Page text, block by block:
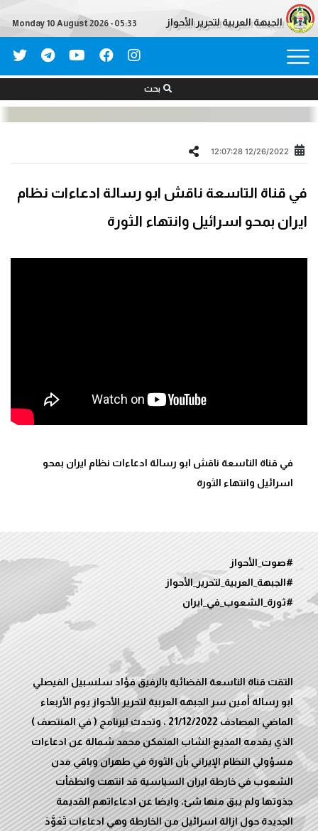
الجبهة العربية لتحرير الأحواز Monday 10 August 2026 - 05:33
بحث
12/26/2022 12:07:28
في قناة التاسعة ناقش ابو رسالة ادعاءات نظام
ايران بمحو اسرائيل وانتهاء الثورة
في قناة التاسعة ناقش ابو رسالة ادعاءات نظام ايران بمحو
التقت قناة التاسعة الفضائية بالرفيق فؤاد سلسبيل الفيصلي
ابو رسالة أمين سر الجبهه العربية لتحرير الأحواز يوم الأربعاء
الماضي المصادف 21/12/2022 ، وتحدث لبرنامج ( في المنتصف )
الذي يقدمه المذيع الشاب المتمكن محمد شمالة عن ادعاءات
مسؤولي النظام الإيراني بأن الثورة في طهران وباقي مدن
الشعوب في خارطة ايران السياسية قد انتهت وانطفأت
جذوتها ولم يبق منها شئ، وايضا عن ادعاءاتهم القديمة
الجديدة حول ازالة اسرائيل من الخارطة وهي ادعاءات تَعَوَّدَ